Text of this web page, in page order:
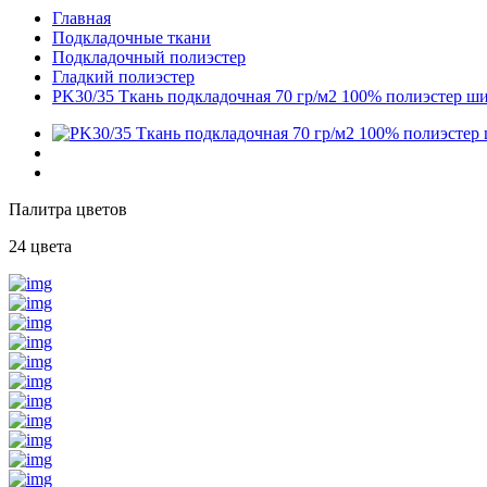
Главная
Подкладочные ткани
Подкладочный полиэстер
Гладкий полиэстер
PK30/35 Ткань подкладочная 70 гр/м2 100% полиэстер
Палитра цветов
24 цвета